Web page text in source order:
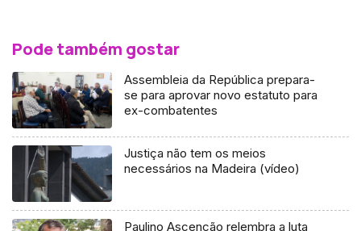
Pode também gostar
Assembleia da República prepara-
se para aprovar novo estatuto para
ex-combatentes
Justiça não tem os meios
necessários na Madeira (vídeo)
Paulino Ascenção relembra a luta